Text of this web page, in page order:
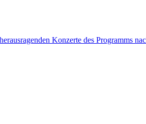
Konzerte des Programms